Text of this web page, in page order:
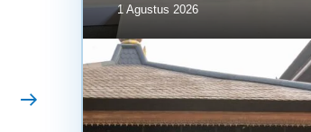
1 Agustus 2026